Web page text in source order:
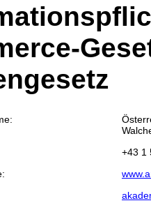
+43 1